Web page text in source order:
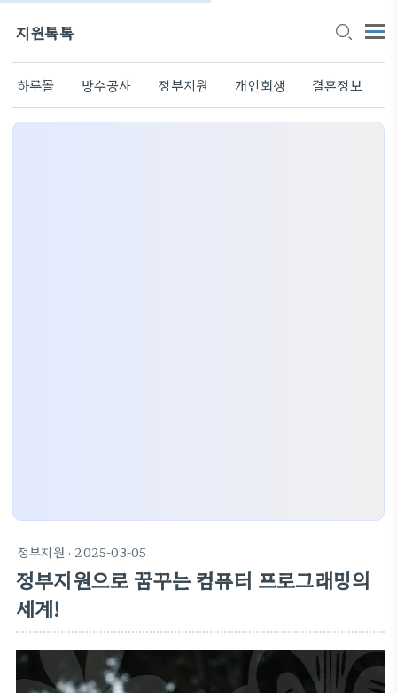
지원톡톡
하루몰 방수공사 정부지원 개인회생 결혼정보
정부지원 · 2025-03-05
정부지원으로 꿈꾸는 컴퓨터 프로그래밍의
세계!